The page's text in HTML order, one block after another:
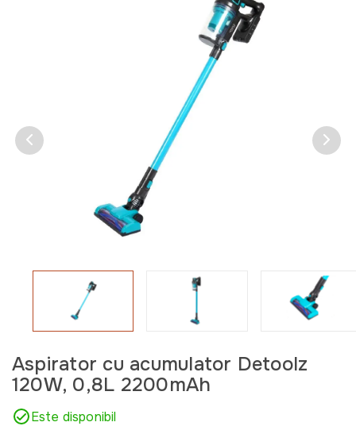
Aspirator cu acumulator Detoolz
120W, 0,8L 2200mAh
Este disponibil